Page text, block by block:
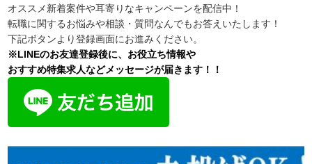
オススメ新着案件や耳寄りなキャンペーンを配信中！
転職に関するお悩みや相談・質問なんでもお答えいたします！
下記ボタンより登録画面にお進みください。
※LINEのお友達登録後に、お役立ち情報や
おすすめ特集求人などメッセージが届きます！！